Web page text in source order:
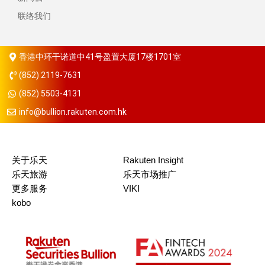
联络我们
香港中环干诺道中41号盈置大厦17楼1701室
(852) 2119-7631
(852) 5503-4131
info@bullion.rakuten.com.hk
关于乐天
Rakuten Insight
乐天旅游
乐天市场推广
更多服务
VIKI
kobo